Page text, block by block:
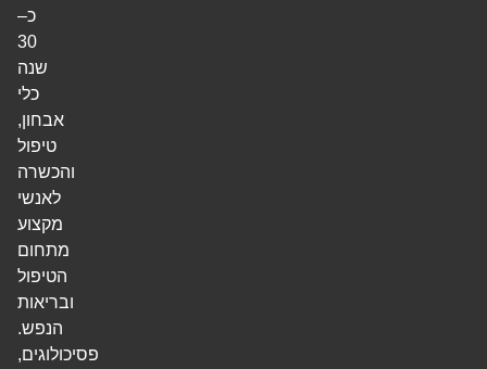
כ–
30
שנה
כלי
אבחון,
טיפול
והכשרה
לאנשי
מקצוע
מתחום
הטיפול
ובריאות
הנפש.
פסיכולוגים,